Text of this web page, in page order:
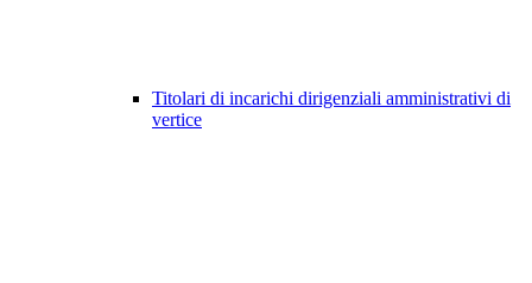
Titolari di incarichi dirigenziali amministrativi di
vertice